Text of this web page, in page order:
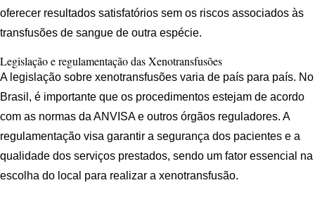
oferecer resultados satisfatórios sem os riscos associados às
transfusões de sangue de outra espécie.
Legislação e regulamentação das Xenotransfusões
A legislação sobre xenotransfusões varia de país para país. No
Brasil, é importante que os procedimentos estejam de acordo
com as normas da ANVISA e outros órgãos reguladores. A
regulamentação visa garantir a segurança dos pacientes e a
qualidade dos serviços prestados, sendo um fator essencial na
escolha do local para realizar a xenotransfusão.